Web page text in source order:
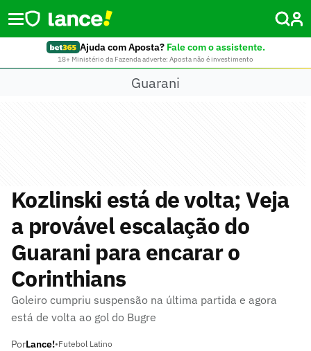
Ajuda com Aposta? Fale com o assistente.
18+ Ministério da Fazenda adverte: Aposta não é investimento
Guarani
Kozlinski está de volta; Veja
a provável escalação do
Guarani para encarar o
Corinthians
Goleiro cumpriu suspensão na última partida e agora
está de volta ao gol do Bugre
PorLance!•Futebol Latino